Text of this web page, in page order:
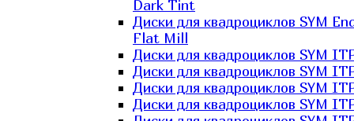
Dark Tint
Диски для квадроциклов SYM
Flat Mill
Диски для квадроциклов SYM
Диски для квадроциклов SYM
Диски для квадроциклов SYM
Диски для квадроциклов SYM